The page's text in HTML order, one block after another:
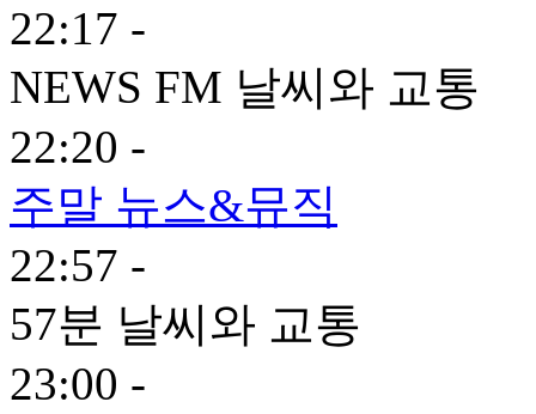
22:17 -
NEWS FM 날씨와 교통
22:20 -
주말 뉴스&뮤직
22:57 -
57분 날씨와 교통
23:00 -